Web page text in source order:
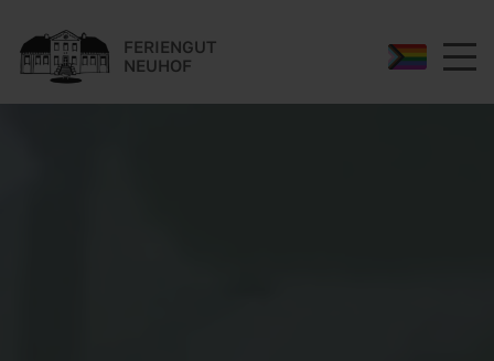
FERIENGUT
NEUHOF